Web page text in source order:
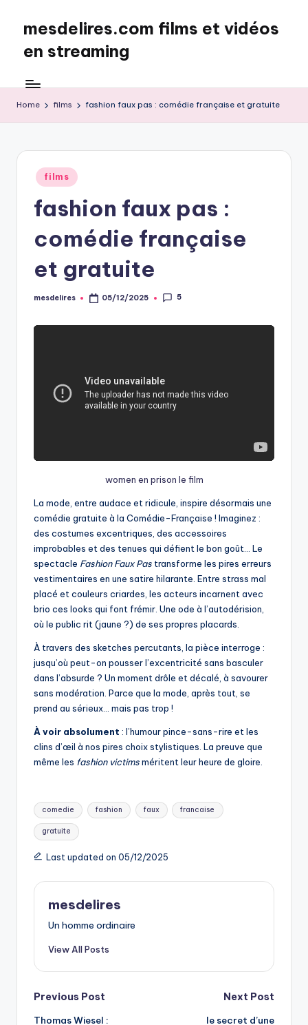
content
mesdelires.com films et vidéos
en streaming
:
film
et
complet
français
Home films fashion faux pas : comédie française et gratuite
Posted
in
films
fashion faux pas :
comédie française
et gratuite
Posted
mesdelires 05/12/2025 5
women en prison le film
La mode, entre audace et ridicule, inspire désormais une
comédie gratuite à la Comédie-Française ! Imaginez :
des costumes excentriques, des accessoires
improbables et des tenues qui défient le bon goût… Le
spectacle Fashion Faux Pas transforme les pires erreurs
vestimentaires en une satire hilarante. Entre strass mal
placé et couleurs criardes, les acteurs incarnent avec
brio ces looks qui font frémir. Une ode à l’autodérision,
où le public rit (jaune ?) de ses propres placards.
À travers des sketches percutants, la pièce interroge :
jusqu’où peut-on pousser l’excentricité sans basculer
dans l’absurde ? Un moment drôle et décalé, à savourer
sans modération. Parce que la mode, après tout, se
prend au sérieux… mais pas trop !
À voir absolument : l’humour pince-sans-rire et les
clins d’œil à nos pires choix stylistiques. La preuve que
même les fashion victimsméritent leur heure de gloire.
Tags:
comedie fashion faux francaise
gratuite
Last updated on 05/12/2025
mesdelires
Un homme ordinaire
View All Posts
Post
Previous Post
Thomas Wiesel :
Next Post
le secret d’une